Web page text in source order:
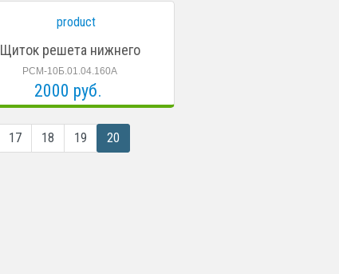
Щиток решета нижнего
РСМ-10Б.01.04.160А
2000 руб.
17 18 19 20